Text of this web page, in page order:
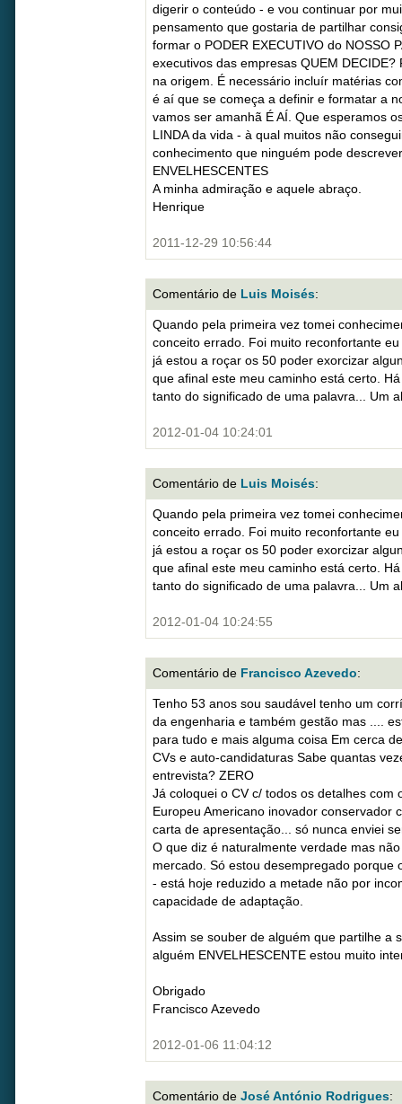
digerir o conteúdo - e vou continuar por
pensamento que gostaria de partilhar
formar o PODER EXECUTIVO do NOSSO
executivos das empresas QUEM
na origem. É necessário incluír matérias
é aí que se começa a definir e formatar a
vamos ser amanhã É AÍ. Que esperamos
LINDA da vida - à qual muitos não
conhecimento que ninguém pode
ENVELHESCENTES
A minha admiração e aquele abraço.
Henrique
2011-12-29 10:56:44
Comentário de Luis Moisés:
Quando pela primeira vez tomei
conceito errado. Foi muito reconfortante
já estou a roçar os 50 poder exorcizar
que afinal este meu caminho está certo.
tanto do significado de uma palavra... Um
2012-01-04 10:24:01
Comentário de Luis Moisés:
Quando pela primeira vez tomei
conceito errado. Foi muito reconfortante
já estou a roçar os 50 poder exorcizar
que afinal este meu caminho está certo.
tanto do significado de uma palavra... Um
2012-01-04 10:24:55
Comentário de Francisco Azevedo:
Tenho 53 anos sou saudável tenho um
da engenharia e também gestão mas ....
para tudo e mais alguma coisa Em cerca
CVs e auto-candidaturas Sabe quantas
entrevista? ZERO
Já coloquei o CV c/ todos os detalhes com
Europeu Americano inovador conservador
carta de apresentação... só nunca enviei
O que diz é naturalmente verdade mas
mercado. Só estou desempregado porque
- está hoje reduzido a metade não por
capacidade de adaptação.
Assim se souber de alguém que partilhe a
alguém ENVELHESCENTE estou muito
Obrigado
Francisco Azevedo
2012-01-06 11:04:12
Comentário de José António Rodrigues: